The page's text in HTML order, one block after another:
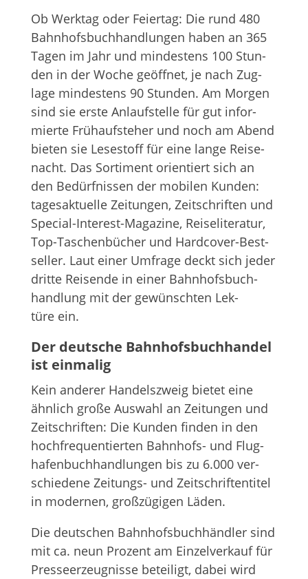
Ob Werk­tag oder Fei­er­tag: Die rund 480
Bahn­hofs­buch­hand­lun­gen haben an 365
Tagen im Jahr und min­des­tens 100 Stun­
den in der Woche geöff­net, je nach Zug­
lage min­des­tens 90 Stun­den. Am Mor­gen
sind sie erste Anlauf­stelle für gut infor­
mierte Früh­auf­ste­her und noch am Abend
bie­ten sie Lese­stoff für eine lange Rei­se­
nacht. Das Sor­ti­ment ori­en­tiert sich an
den Bedürf­nis­sen der mobi­len Kun­den:
tages­ak­tu­elle Zei­tun­gen, Zeit­schrif­ten und
Spe­cial-Inte­rest-Maga­zine, Rei­se­li­te­ra­tur,
Top-Taschen­bü­cher und Hard­co­ver-Best­
sel­ler. Laut einer Umfrage deckt sich jeder
dritte Rei­sende in einer Bahn­hofs­buch­
hand­lung mit der gewünsch­ten Lek­
türe ein.
Der deut­sche Bahn­hofs­buch­han­del
ist einmalig
Kein ande­rer Han­dels­zweig bie­tet eine
ähn­lich große Aus­wahl an Zei­tun­gen und
Zeit­schrif­ten: Die Kun­den fin­den in den
hoch­fre­quen­tier­ten Bahn­hofs- und Flug­
ha­fen­buch­hand­lun­gen bis zu 6.000 ver­
schie­dene Zei­tungs- und Zeit­schrif­ten­ti­tel
in moder­nen, groß­zü­gi­gen Läden.
Die deut­schen Bahnhofs­buchhändler sind
mit ca. neun Pro­zent am Ein­zel­ver­kauf für
Pres­se­er­zeug­nisse betei­ligt, dabei wird